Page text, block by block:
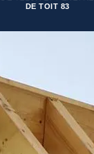
DE TOIT 83